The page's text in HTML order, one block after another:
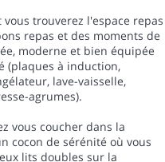
trouverez l'espace repas
repas et des moments de
moderne et bien équipée
(plaques à induction,
lave-vaisselle,
agrumes).
vous coucher dans la
cocon de sérénité où vous
lits doubles sur la